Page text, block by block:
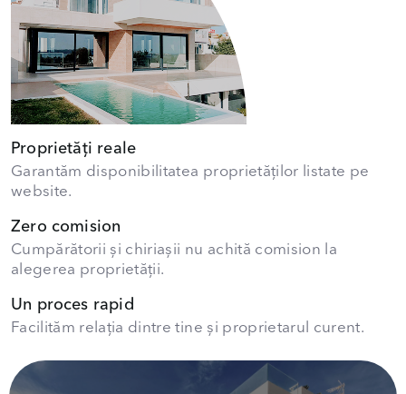
Proprietăți reale
Garantăm disponibilitatea proprietăților listate pe
website.
Zero comision
Cumpărătorii și chiriașii nu achită comision la
alegerea proprietății.
Un proces rapid
Facilităm relația dintre tine și proprietarul curent.